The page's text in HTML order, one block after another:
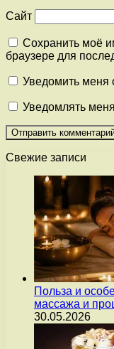
Сайт
Сохранить моё
браузере для
Уведомить меня
Уведомлять
Свежие записи
Польза и
массажа и
30.05.2026